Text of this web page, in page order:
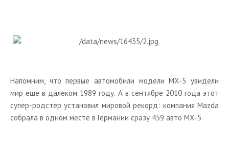
Напомним, что первые автомобили модели МХ-5 увидели
мир еще в далеком 1989 году. А в сентябре 2010 года этот
супер-родстер установил мировой рекорд: компания Mazda
собрала в одном месте в Германии сразу 459 авто МХ-5.